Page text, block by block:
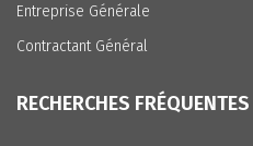
Entreprise Générale
Contractant Général
RECHERCHES FRÉQUENTES